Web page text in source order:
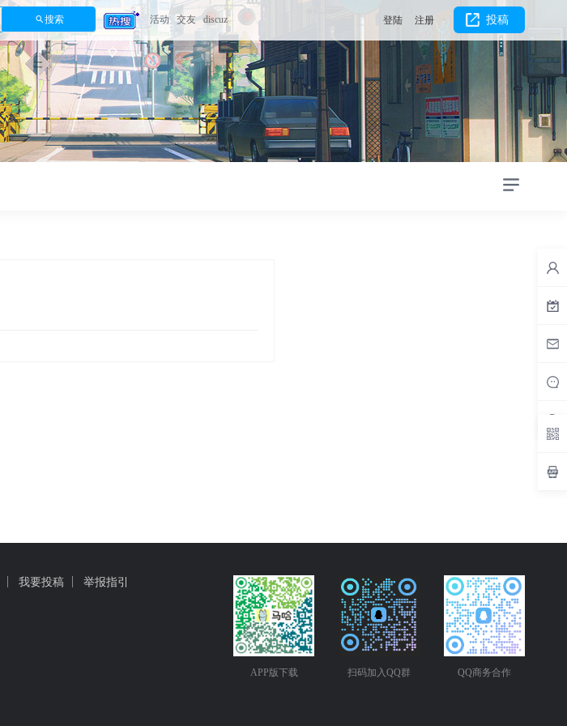
搜索 活动 交友 discuz 登陆 注册 投稿
我要投稿 举报指引
APP版下载 扫码加入QQ群 QQ商务合作